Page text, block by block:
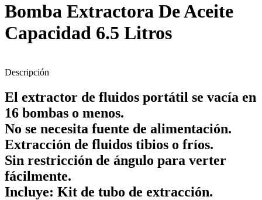
Bomba Extractora De Aceite
Capacidad 6.5 Litros
Descripción
El extractor de fluidos portátil se vacía en
16 bombas o menos.
No se necesita fuente de alimentación.
Extracción de fluidos tibios o fríos.
Sin restricción de ángulo para verter
fácilmente.
Incluye: Kit de tubo de extracción.